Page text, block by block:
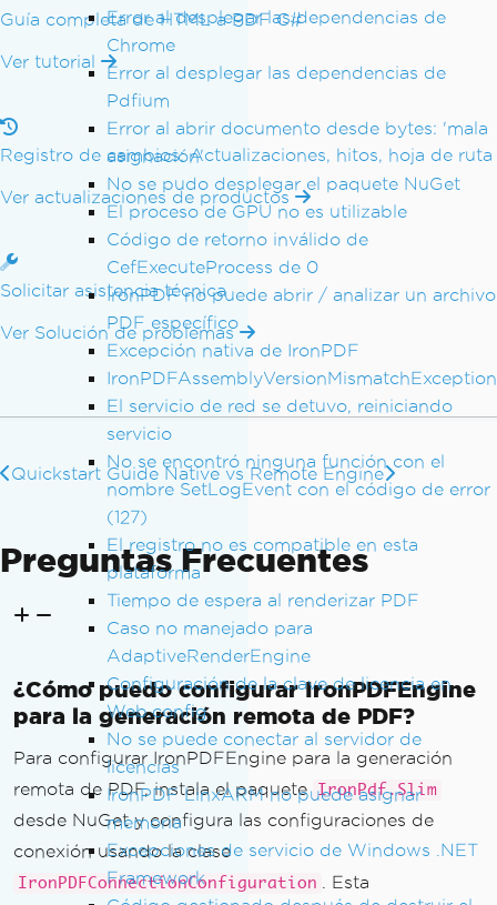
Error al desplegar las dependencias de
Chrome
Error al desplegar las dependencias de
Pdfium
Error al abrir documento desde bytes: 'mala
asignación'
No se pudo desplegar el paquete NuGet
El proceso de GPU no es utilizable
Código de retorno inválido de
CefExecuteProcess de 0
IronPDF no puede abrir / analizar un archivo
PDF específico
Excepción nativa de IronPDF
IronPDFAssemblyVersionMismatchException
El servicio de red se detuvo, reiniciando
servicio
No se encontró ninguna función con el
nombre SetLogEvent con el código de error
(127)
El registro no es compatible en esta
plataforma
Tiempo de espera al renderizar PDF
Caso no manejado para
AdaptiveRenderEngine
Configuración de la clave de licencia en
Web.config
No se puede conectar al servidor de
licencias
IronPDF LinxARM no puede asignar
memoria
Excepciones de servicio de Windows .NET
Framework
Guía completa de HTML a PDF C#
Ver tutorial
Registro de cambios: Actualizaciones, hitos, hoja de ruta
Ver actualizaciones de productos
Solicitar asistencia técnica
Ver Solución de problemas
Quickstart Guide Native vs Remote Engine
Preguntas Frecuentes
¿Cómo puedo configurar IronPDFEngine
para la generación remota de PDF?
Para configurar IronPDFEngine para la generación
remota de PDF, instala el paquete IronPdf.Slim
desde NuGet y configura las configuraciones de
conexión usando la clase
IronPDFConnectionConfiguration
. Esta